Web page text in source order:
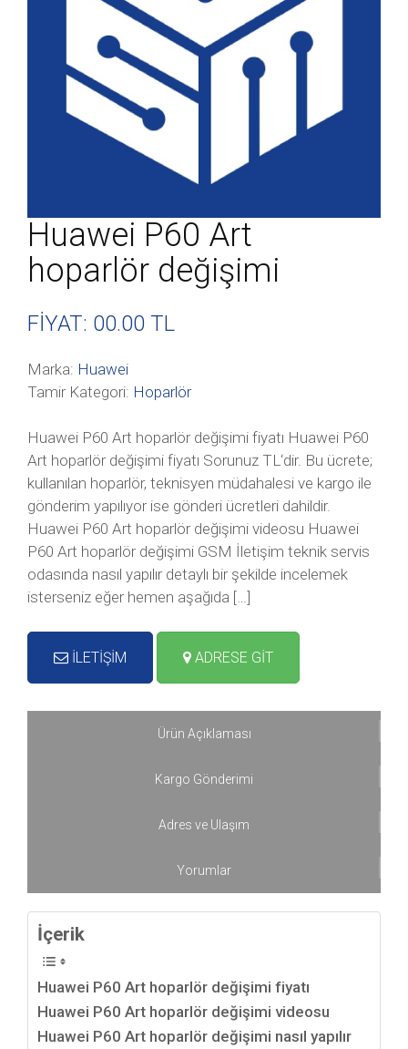
Huawei P60 Art
hoparlör değişimi
FİYAT: 00.00 TL
Marka: Huawei
Tamir Kategori: Hoparlör
Huawei P60 Art hoparlör değişimi fiyatı Huawei P60
Art hoparlör değişimi fiyatı Sorunuz TL‘dir. Bu ücrete;
kullanılan hoparlör, teknisyen müdahalesi ve kargo ile
gönderim yapılıyor ise gönderi ücretleri dahildir.
Huawei P60 Art hoparlör değişimi videosu Huawei
P60 Art hoparlör değişimi GSM İletişim teknik servis
odasında nasıl yapılır detaylı bir şekilde incelemek
isterseniz eğer hemen aşağıda […]
İLETİŞİM ADRESE GİT
Ürün Açıklaması
Kargo Gönderimi
Adres ve Ulaşım
Yorumlar
İçerik
Huawei P60 Art hoparlör değişimi fiyatı
Huawei P60 Art hoparlör değişimi videosu
Huawei P60 Art hoparlör değişimi nasıl yapılır